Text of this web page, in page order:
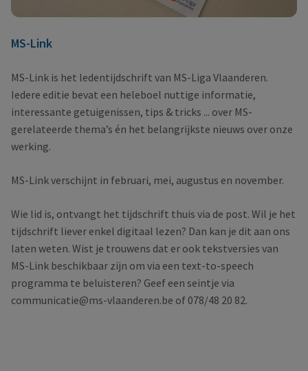
MS-Link
MS-Link is het ledentijdschrift van MS-Liga Vlaanderen.
Iedere editie bevat een heleboel nuttige informatie,
interessante getuigenissen, tips & tricks ... over MS-
gerelateerde thema’s én het belangrijkste nieuws over onze
werking.
MS-Link verschijnt in februari, mei, augustus en november.
Wie lid is, ontvangt het tijdschrift thuis via de post. Wil je het
tijdschrift liever enkel digitaal lezen? Dan kan je dit aan ons
laten weten. Wist je trouwens dat er ook tekstversies van
MS-Link beschikbaar zijn om via een text-to-speech
programma te beluisteren? Geef een seintje via
communicatie@ms-vlaanderen.be of 078/48 20 82.